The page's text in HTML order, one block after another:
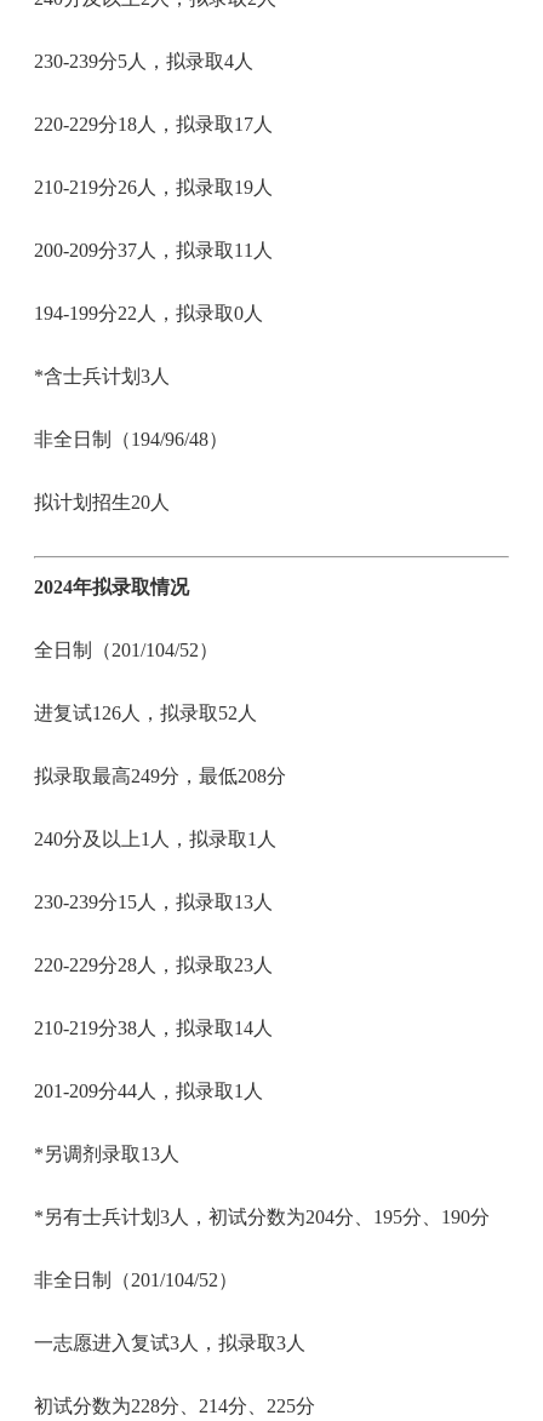
230-239分5人，拟录取4人
220-229分18人，拟录取17人
210-219分26人，拟录取19人
200-209分37人，拟录取11人
194-199分22人，拟录取0人
*含士兵计划3人
非全日制（194/96/48）
拟计划招生20人
2024年拟录取情况
全日制（201/104/52）
进复试126人，拟录取52人
拟录取最高249分，最低208分
240分及以上1人，拟录取1人
230-239分15人，拟录取13人
220-229分28人，拟录取23人
210-219分38人，拟录取14人
201-209分44人，拟录取1人
*另调剂录取13人
*另有士兵计划3人，初试分数为204分、195分、190分
非全日制（201/104/52）
一志愿进入复试3人，拟录取3人
初试分数为228分、214分、225分